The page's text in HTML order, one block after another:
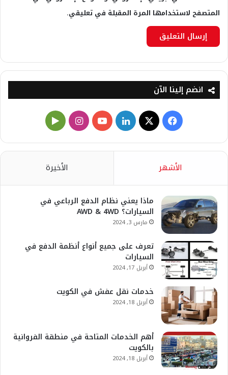
المتصفح لاستخدامها المرة المقبلة في تعليقي.
انضم إلينا الآن
فيسبوك
X لينكدإنيوتيوبانستقرام‏Google
Play
الأشهر الأخيرة
ماذا يعني نظام الدفع الرباعي في
السيارات؟ AWD & 4WD
مارس 3, 2024
تعرف على جميع أنواع أنظمة الدفع في
السيارات
أبريل 17, 2024
خدمات نقل عفش في الكويت
أبريل 18, 2024
أهم الخدمات المتاحة في منطقة الفروانية
بالكويت
أبريل 18, 2024